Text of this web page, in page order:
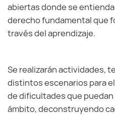
abiertas donde se
derecho fundamental que
través del aprendizaje.
Se realizarán actividades,
distintos escenarios para
de dificultades que
ámbito, deconstruyendo